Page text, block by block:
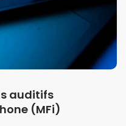
auditifs
(MFi)